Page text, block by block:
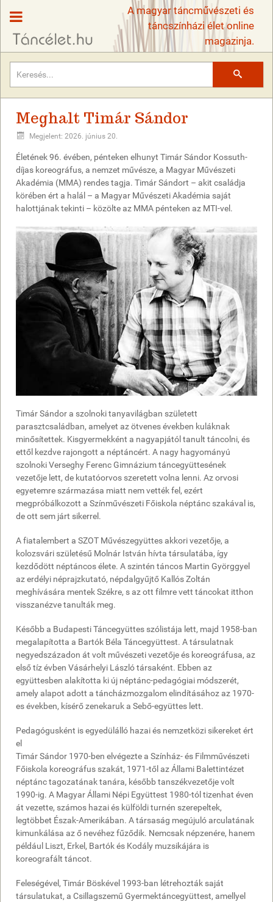
A magyar táncművészeti és
táncszínházi élet online
magazinja.
Meghalt Timár Sándor
Megjelent: 2026. június 20.
Életének 96. évében, pénteken elhunyt Timár Sándor Kossuth-
díjas koreográfus, a nemzet művésze, a Magyar Művészeti
Akadémia (MMA) rendes tagja. Timár Sándort – akit családja
körében ért a halál – a Magyar Művészeti Akadémia saját
halottjának tekinti – közölte az MMA pénteken az MTI-vel.
Timár Sándor a szolnoki tanyavilágban született
parasztcsaládban, amelyet az ötvenes években kuláknak
minősítettek. Kisgyermekként a nagyapjától tanult táncolni, és
ettől kezdve rajongott a néptáncért. A nagy hagyományú
szolnoki Verseghy Ferenc Gimnázium táncegyüttesének
vezetője lett, de kutatóorvos szeretett volna lenni. Az orvosi
egyetemre származása miatt nem vették fel, ezért
megpróbálkozott a Színművészeti Főiskola néptánc szakával is,
de ott sem járt sikerrel.
A fiatalembert a SZOT Művészegyüttes akkori vezetője, a
kolozsvári születésű Molnár István hívta társulatába, így
kezdődött néptáncos élete. A szintén táncos Martin Györggyel
az erdélyi néprajzkutató, népdalgyűjtő Kallós Zoltán
meghívására mentek Székre, s az ott filmre vett táncokat itthon
visszanézve tanulták meg.
Később a Budapesti Táncegyüttes szólistája lett, majd 1958-ban
megalapította a Bartók Béla Táncegyüttest. A társulatnak
negyedszázadon át volt művészeti vezetője és koreográfusa, az
első tíz évben Vásárhelyi László társaként. Ebben az
együttesben alakította ki új néptánc-pedagógiai módszerét,
amely alapot adott a táncházmozgalom elindításához az 1970-
es években, kísérő zenekaruk a Sebő-együttes lett.
Pedagógusként is egyedülálló hazai és nemzetközi sikereket ért
el
Timár Sándor 1970-ben elvégezte a Színház- és Filmművészeti
Főiskola koreográfus szakát, 1971-től az Állami Balettintézet
néptánc tagozatának tanára, később tanszékvezetője volt
1990-ig. A Magyar Állami Népi Együttest 1980-tól tizenhat éven
át vezette, számos hazai és külföldi turnén szerepeltek,
legtöbbet Észak-Amerikában. A társaság megújuló arculatának
kimunkálása az ő nevéhez fűződik. Nemcsak népzenére, hanem
például Liszt, Erkel, Bartók és Kodály muzsikájára is
koreografált táncot.
Feleségével, Timár Böskével 1993-ban létrehozták saját
társulatukat, a Csillagszemű Gyermektáncegyüttest, amellyel